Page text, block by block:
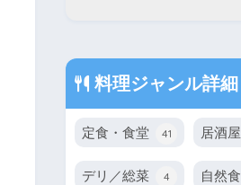
料理ジャンル詳細
定食・食堂 41 居酒屋
デリ／総菜 4 自然食